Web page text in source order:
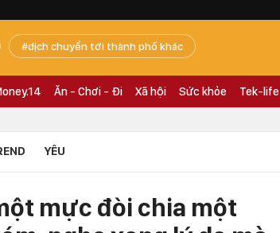
dịch chuyển tới thành phố khác
Ăn - Chơi - Đi Xã hội Sức khỏe Tek-life
YÊU
mực đòi chia một